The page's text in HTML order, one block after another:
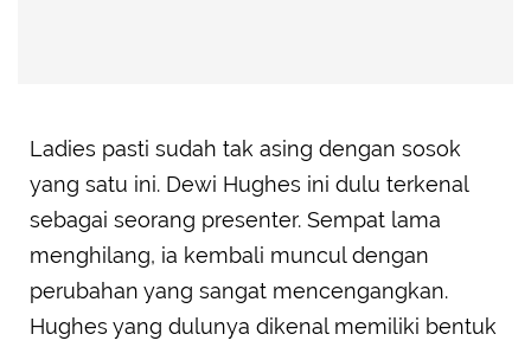
Ladies pasti sudah tak asing dengan sosok
yang satu ini. Dewi Hughes ini dulu terkenal
sebagai seorang presenter. Sempat lama
menghilang, ia kembali muncul dengan
perubahan yang sangat mencengangkan.
Hughes yang dulunya dikenal memiliki bentuk